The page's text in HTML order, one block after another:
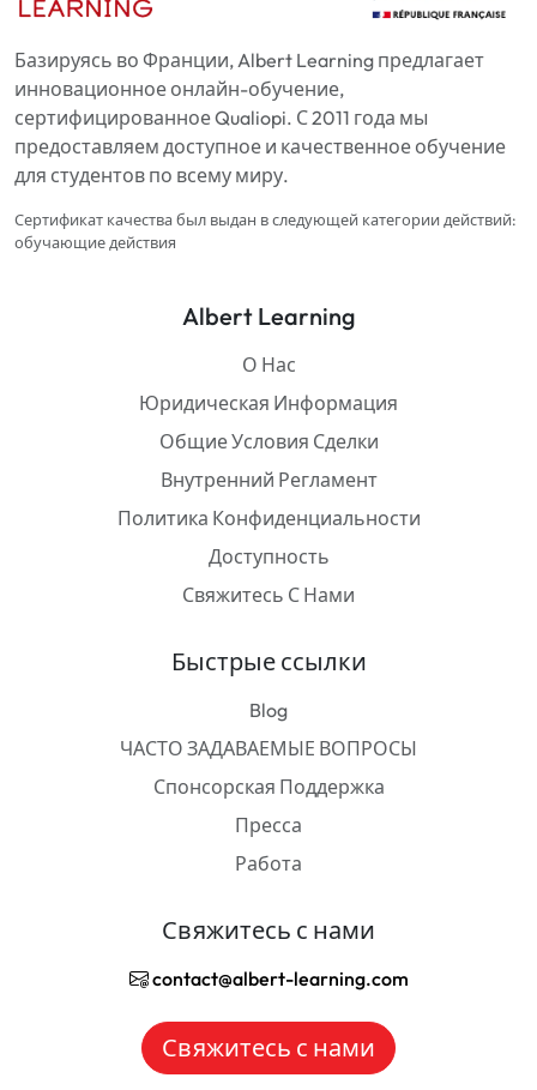
Базируясь во Франции, Albert Learning предлагает
инновационное онлайн-обучение,
сертифицированное Qualiopi. С 2011 года мы
предоставляем доступное и качественное обучение
для студентов по всему миру.
Сертификат качества был выдан в следующей категории действий:
обучающие действия
Albert Learning
О Нас
Юридическая Информация
Общие Условия Сделки
Внутренний Регламент
Политика Конфиденциальности
Доступность
Свяжитесь С Нами
Быстрые ссылки
Blog
ЧАСТО ЗАДАВАЕМЫЕ ВОПРОСЫ
Спонсорская Поддержка
Пресса
Работа
Свяжитесь с нами
contact@albert-learning.com
Свяжитесь с нами